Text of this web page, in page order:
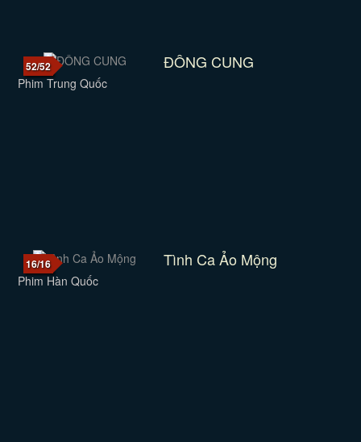
52/52 ĐÔNG CUNG
Phim Trung Quốc
16/16 Tình Ca Ảo Mộng
Phim Hàn Quốc